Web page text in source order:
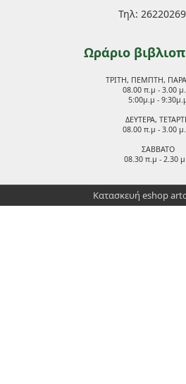
Τηλ:
Ωράριο
ΤΡΙΤΗ, ΠΕΜΠΤΗ,
08.00 π.μ - 3.00
5:00μ.μ -
ΔΕΥΤΕΡΑ,
08.00 π.μ - 3.00
ΣΑΒΒΑΤΟ
08.30 π.μ - 2.30
Κατασκευή eshop